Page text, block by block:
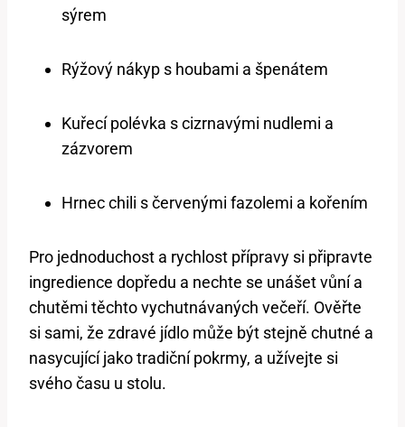
sýrem
Rýžový nákyp s houbami a špenátem
Kuřecí polévka s cizrnavými nudlemi a
zázvorem
Hrnec chili s červenými fazolemi a kořením
Pro jednoduchost a rychlost přípravy si připravte
ingredience dopředu a nechte se unášet vůní a
chutěmi těchto vychutnávaných večeří. Ověřte
si sami, že zdravé jídlo může být stejně chutné a
nasycující jako tradiční pokrmy, a užívejte si
svého času u stolu.